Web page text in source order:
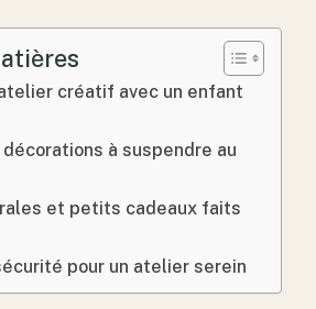
créatif avec un enfant
à suspendre au
et petits cadeaux faits
pour un atelier serein